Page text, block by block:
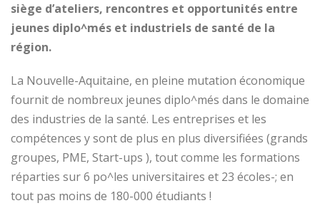
siège d’ateliers, rencontres et opportunités entre
jeunes diplo^més et industriels de santé de la
région.
La Nouvelle-Aquitaine, en pleine mutation économique
fournit de nombreux jeunes diplo^més dans le domaine
des industries de la santé. Les entreprises et les
compétences y sont de plus en plus diversifiées (grands
groupes, PME, Start-ups ), tout comme les formations
réparties sur 6 po^les universitaires et 23 écoles-; en
tout pas moins de 180-000 étudiants !